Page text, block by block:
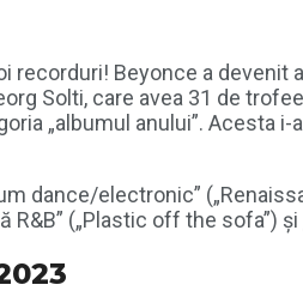
recorduri! Beyonce a
Solti, care avea 31 de
„albumul anului”. Acesta
dance/electronic”
(„Plastic off the sofa”) şi